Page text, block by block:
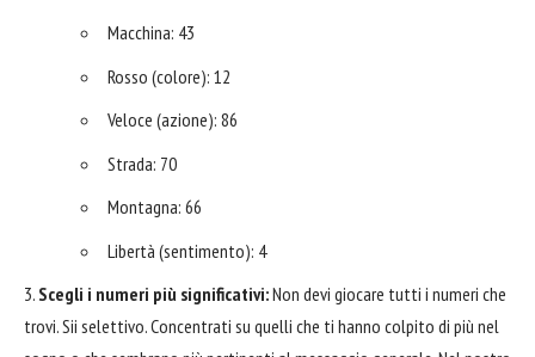
Macchina: 43
Rosso (colore): 12
Veloce (azione): 86
Strada: 70
Montagna: 66
Libertà (sentimento): 4
Scegli i numeri più significativi:Non devi giocare tutti i numeri che
trovi. Sii selettivo. Concentrati su quelli che ti hanno colpito di più nel